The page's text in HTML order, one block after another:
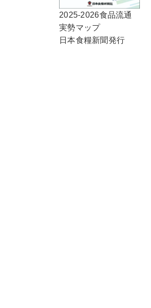
2025-2026食品流通
実勢マップ
日本食糧新聞発行